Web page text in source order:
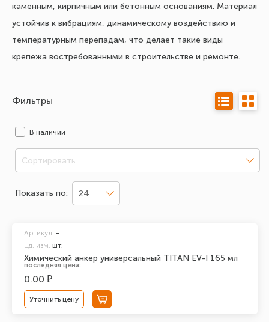
каменным, кирпичным или бетонным основаниям. Материал
устойчив к вибрациям, динамическому воздействию и
температурным перепадам, что делает такие виды
крепежа востребованными в строительстве и ремонте.
Фильтры
В наличии
Сортировать
Показать по: 24
Химический анкер универсальный TITAN EV-I 165 мл
Артикул: -
Ед. изм. шт.
последняя цена:
0.00 ₽
Уточнить цену